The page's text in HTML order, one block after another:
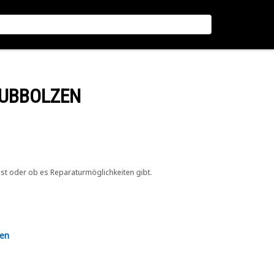
oder ob es Reparaturmöglichkeiten gibt.